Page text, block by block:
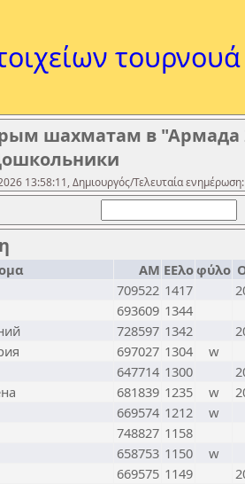
τουρνουά
шахматам в
13:58:11, Δημιουργός/Τελευταία
ΑΜ ΕΕλοφύλο
709522 1417
693609 1344
728597 1342
697027 1304
w
647714 1300
681839 1235 w
669574 1212
w
748827 1158
658753 1150
w
669575 1149